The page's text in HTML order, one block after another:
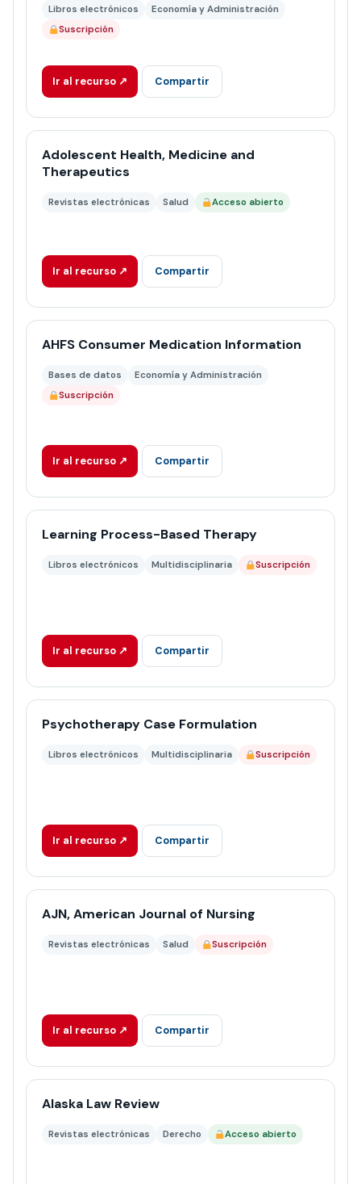
Libros electrónicos
Economía y Administración
Suscripción
Ir al recurso ↗ Compartir
Adolescent Health, Medicine and
Therapeutics
Revistas electrónicas Salud Acceso abierto
Ir al recurso ↗ Compartir
AHFS Consumer Medication Information
Bases de datos
Economía y Administración
Suscripción
Ir al recurso ↗ Compartir
Learning Process-Based Therapy
Libros electrónicos Multidisciplinaria Suscripción
Ir al recurso ↗ Compartir
Psychotherapy Case Formulation
Libros electrónicos Multidisciplinaria Suscripción
Ir al recurso ↗ Compartir
AJN, American Journal of Nursing
Revistas electrónicas Salud Suscripción
Ir al recurso ↗ Compartir
Alaska Law Review
Revistas electrónicas Derecho Acceso abierto